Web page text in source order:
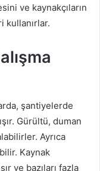
ve kaynakçıların
kullanırlar.
şantiyelerde
Gürültü, duman
Ayrıca
Kaynak
ve bazıları fazla